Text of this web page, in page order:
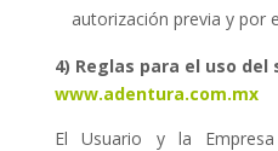
autorización previa y por
4) Reglas para el uso del
www.adentura.com.mx
El Usuario y la